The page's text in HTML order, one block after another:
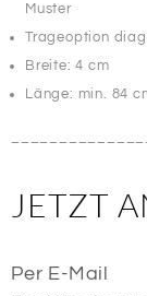
Muster
Trageoption
Breite: 4 cm
Länge: min. 84
JETZT
Per E-Mail